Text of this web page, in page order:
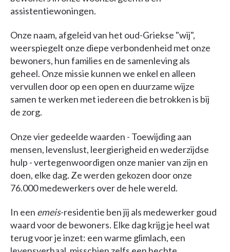
assistentiewoningen.
Onze naam, afgeleid van het oud-Griekse "wij",
weerspiegelt onze diepe verbondenheid met onze
bewoners, hun families en de samenleving als
geheel. Onze missie kunnen we enkel en alleen
vervullen door op een open en duurzame wijze
samen te werken met iedereen die betrokken is bij
de zorg.
Onze vier gedeelde waarden - Toewijding aan
mensen, levenslust, leergierigheid en wederzijdse
hulp - vertegenwoordigen onze manier van zijn en
doen, elke dag. Ze werden gekozen door onze
76.000 medewerkers over de hele wereld.
In een emeis-residentie ben jij als medewerker goud
waard voor de bewoners. Elke dag krijg je heel wat
terug voor je inzet: een warme glimlach, een